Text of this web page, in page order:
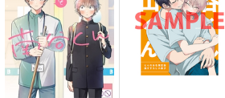
寂光寂
滅 ～ The Truth of th
e Cessation of Dukk
haDemetori
1,320円（税込）
東方剛欲異聞～水没し
た沈愁地獄
黄昏フロンティア
550円（税込）
サンプル
作品詳細
440円（税込）
サンプル
作品詳細